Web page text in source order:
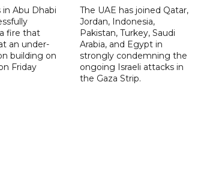
Abu Dhabi
fire that
an under-
building on
Friday
The UAE has joined Qatar,
Jordan, Indonesia,
Pakistan, Turkey, Saudi
Arabia, and Egypt in
strongly condemning the
ongoing Israeli attacks in
the Gaza Strip.